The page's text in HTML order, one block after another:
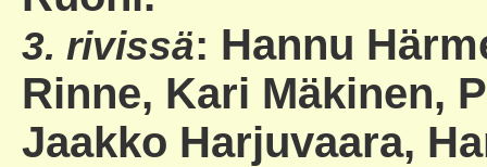
3. rivissä: Hannu
Rinne, Kari Mäkinen,
Jaakko Harjuvaara,